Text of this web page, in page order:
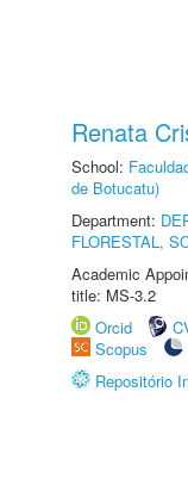
Renata
School:
de Botucatu)
Department:
FLORESTAL,
Academic
title: MS-3.2
Orcid
Scopus
Repositório